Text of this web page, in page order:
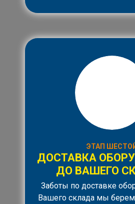
ЭТАП
ДОСТАВКА
ДО ВАШЕГО
Заботы по доставке
Вашего склада мы берем